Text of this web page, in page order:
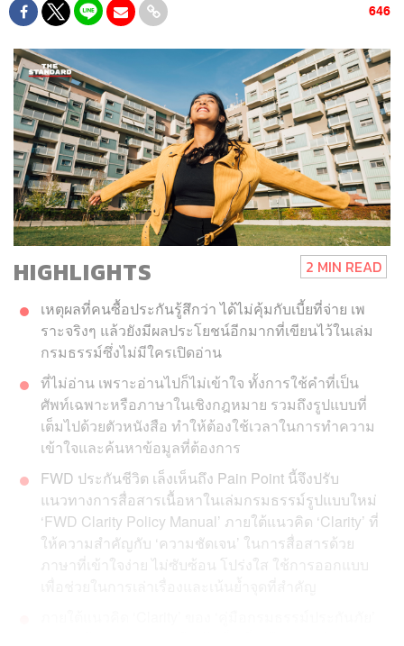
646
HIGHLIGHTS 2 MIN READ
เหตุผลที่คนซื้อประกันรู้สึกว่า ได้ไม่คุ้มกับเบี้ยที่จ่าย เพ
ราะจริงๆ แล้วยังมีผลประโยชน์อีกมากที่เขียนไว้ในเล่ม
กรมธรรม์ซึ่งไม่มีใครเปิดอ่าน
ที่ไม่อ่าน เพราะอ่านไปก็ไม่เข้าใจ ทั้งการใช้คำที่เป็น
ศัพท์เฉพาะหรือภาษาในเชิงกฎหมาย รวมถึงรูปแบบที่
เต็มไปด้วยตัวหนังสือ ทำให้ต้องใช้เวลาในการทำความ
เข้าใจและค้นหาข้อมูลที่ต้องการ
FWD ประกันชีวิต เล็งเห็นถึง Pain Point นี้จึงปรับ
แนวทางการสื่อสารเนื้อหาในเล่มกรมธรรม์รูปแบบใหม่
‘FWD Clarity Policy Manual’ ภายใต้แนวคิด ‘Clarity’ ที่
ให้ความสำคัญกับ ‘ความชัดเจน’ ในการสื่อสารด้วย
ภาษาที่เข้าใจง่าย ไม่ซับซ้อน โปร่งใส ใช้การออกแบบ